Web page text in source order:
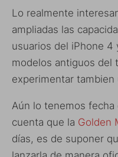
Lo realmente
ampliadas las
usuarios del iPhone
modelos antiguos del
experimentar
Aún lo tenemos
cuenta que la Golden
días, es de suponer